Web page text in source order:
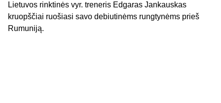
Lietuvos rinktinės vyr. treneris Edgaras Jankauskas
kruopščiai ruošiasi savo debiutinėms rungtynėms prieš
Rumuniją.